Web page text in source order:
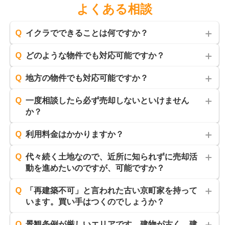
よくある相談
Q イクラでできることは何ですか？
Q どのような物件でも対応可能ですか？
Q 地方の物件でも対応可能ですか？
Q 一度相談したら必ず売却しないといけません
か？
Q 利用料金はかかりますか？
Q 代々続く土地なので、近所に知られずに売却活
動を進めたいのですが、可能ですか？
Q
「再建築不可」と言われた古い京町家を持って
います。買い手はつくのでしょうか？